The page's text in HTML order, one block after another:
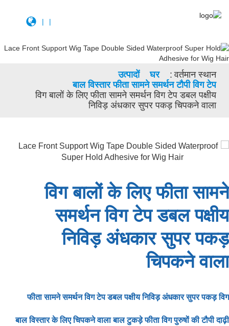
|
|
वर्तमान स्थान:
घर
उत्पादों
बाल विस्तार फीता सामने समर्थन टौपी विग टेप
विग बालों के लिए फीता सामने समर्थन विग टेप डबल पक्षीय
निविड़ अंधकार सुपर पकड़ चिपकने वाला
विग बालों के लिए फीता सामने
समर्थन विग टेप डबल पक्षीय
निविड़ अंधकार सुपर पकड़
चिपकने वाला
फीता सामने समर्थन विग टेप डबल पक्षीय निविड़ अंधकार सुपर पकड़ विग
बाल विस्तार के लिए चिपकने वाला बाल टुकड़े फीता विग पुरुषों की टौपी दाढ़ी